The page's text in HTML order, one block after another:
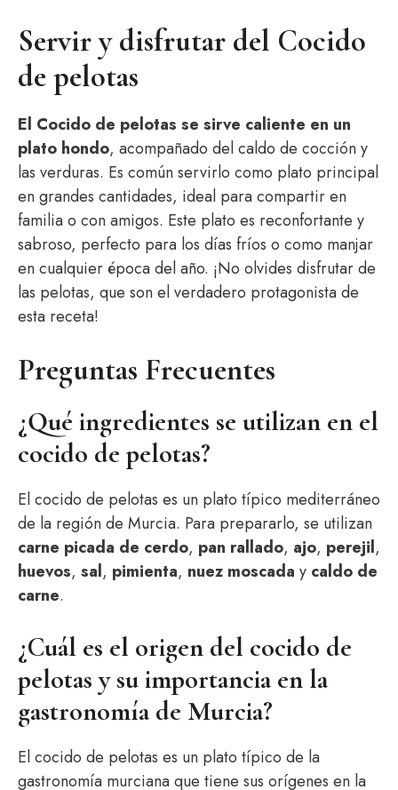
Servir y disfrutar del Cocido
de pelotas
El Cocido de pelotas se sirve caliente en un
plato hondo, acompañado del caldo de cocción y
las verduras. Es común servirlo como plato principal
en grandes cantidades, ideal para compartir en
familia o con amigos. Este plato es reconfortante y
sabroso, perfecto para los días fríos o como manjar
en cualquier época del año. ¡No olvides disfrutar de
las pelotas, que son el verdadero protagonista de
esta receta!
Preguntas Frecuentes
¿Qué ingredientes se utilizan en el
cocido de pelotas?
El cocido de pelotas es un plato típico mediterráneo
de la región de Murcia. Para prepararlo, se utilizan
carne picada de cerdo, pan rallado, ajo, perejil,
huevos, sal, pimienta, nuez moscada y caldo de
carne.
¿Cuál es el origen del cocido de
pelotas y su importancia en la
gastronomía de Murcia?
El cocido de pelotas es un plato típico de la
gastronomía murciana que tiene sus orígenes en la